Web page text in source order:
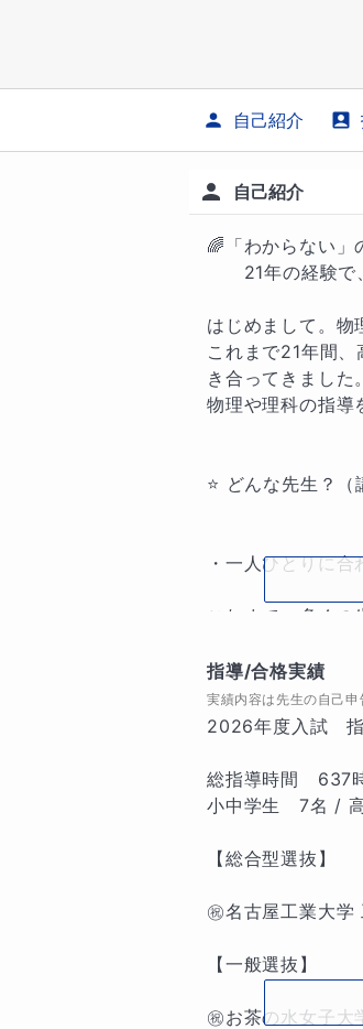
自己紹介
自己紹介
🌈「わからない」
21年の経験で、
はじめまして。物
これまで21年間
き合ってきました
物理や理科の指導
⭐️ どんな先生？（
・一人ひとりに
これまで、多くの
合わせて、指導内
の強みです。
・穏やかに丁寧に
に、お子様の「
・「イメージ」
公式をただ暗記す
指導/合格実績
実績内容は先生の自己
2026年度入試　
総指導時間　637
小中学生　7名 /
【総合型選抜】
㊗️名古屋工業大学
【一般選抜】
㊗️お茶の水女子大